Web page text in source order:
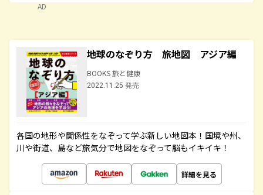
AD
地球のなぞり方 旅地図 アジア編
BOOKS 旅と健康
2022.11.25 発売
各国の地形や関係性をなぞって学ぶ新しい地図本！国境や州、
川や街道、島など旅気分で地図をなぞって脳もイキイキ！
詳細を見る